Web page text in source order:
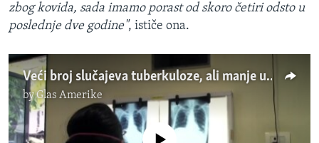
zbog kovida, sada imamo porast od skoro četiri odsto u
poslednje dve godine", ističe ona.
Veći broj slučajeva tuberkuloze, ali manje umrlih
byGlas Amerike
No media source currently available